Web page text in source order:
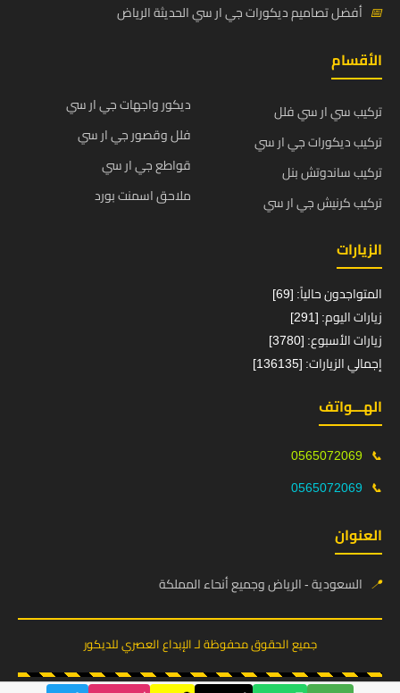
📅 أفضل تصاميم ديكورات جي ار سي الحديثة الرياض
الأقسام
تركيب سي ار سي فلل
تركيب ديكورات جي ار سي
تركيب ساندوتش بنل
تركيب كرنيش جي ار سي
ديكور واجهات جي ار سي
فلل وقصور جي ار سي
قواطع جي ار سي
ملاحق اسمنت بورد
الزيارات
المتواجدون حالياً: [69]
زيارات اليوم: [291]
زيارات الأسبوع: [3780]
إجمالي الزيارات: [136135]
الهـــواتف
📞
0565072069
📞
0565072069
العنوان
📍 السعودية - الرياض وجميع أنحاء المملكة
جميع الحقوق محفوظة لـ الإبداع العصري للديكور